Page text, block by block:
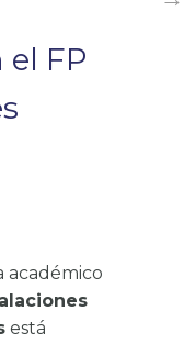
FP
académico
está